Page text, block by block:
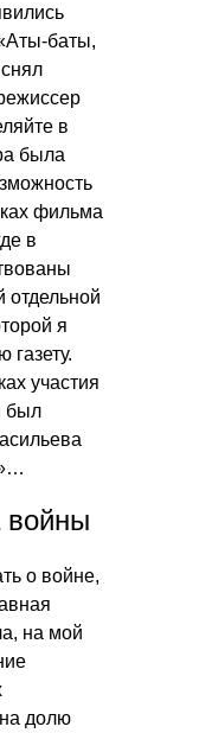
баты,
в
была
фильма
в
я
газету.
участия
был
войны
о войне,
на мой
долю